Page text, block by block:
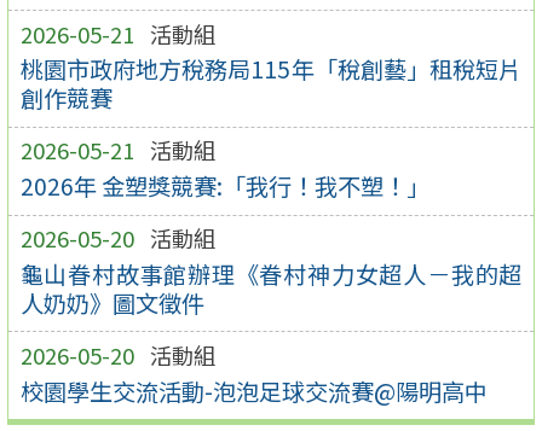
2026-05-21 活動組
桃園市政府地方稅務局115年「稅創藝」租稅短片
創作競賽
2026-05-21 活動組
2026年 金塑獎競賽:「我行！我不塑！」
2026-05-20 活動組
龜山眷村故事館辦理《眷村神力女超人－我的超
人奶奶》圖文徵件
2026-05-20 活動組
校園學生交流活動-泡泡足球交流賽@陽明高中